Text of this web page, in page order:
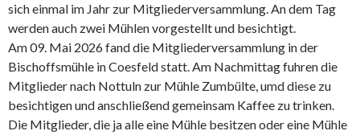
sich einmal im Jahr zur Mitgliederversammlung. An dem Tag
werden auch zwei Mühlen vorgestellt und besichtigt.
Am 09. Mai 2026 fand die Mitgliederversammlung in der
Bischoffsmühle in Coesfeld statt. Am Nachmittag fuhren die
Mitglieder nach Nottuln zur Mühle Zumbülte, umd diese zu
besichtigen und anschließend gemeinsam Kaffee zu trinken.
Die Mitglieder, die ja alle eine Mühle besitzen oder eine Mühle